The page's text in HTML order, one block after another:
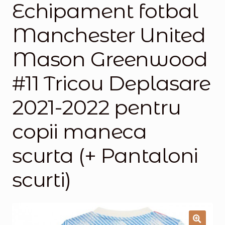
Magazinul
Echipament fotbal
Manchester United
Mason Greenwood
#11 Tricou Deplasare
2021-2022 pentru
copii maneca
scurta (+ Pantaloni
scurti)